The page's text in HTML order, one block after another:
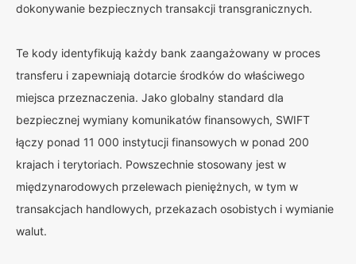
dokonywanie bezpiecznych transakcji transgranicznych.
Te kody identyfikują każdy bank zaangażowany w proces
transferu i zapewniają dotarcie środków do właściwego
miejsca przeznaczenia. Jako globalny standard dla
bezpiecznej wymiany komunikatów finansowych, SWIFT
łączy ponad 11 000 instytucji finansowych w ponad 200
krajach i terytoriach. Powszechnie stosowany jest w
międzynarodowych przelewach pieniężnych, w tym w
transakcjach handlowych, przekazach osobistych i wymianie
walut.